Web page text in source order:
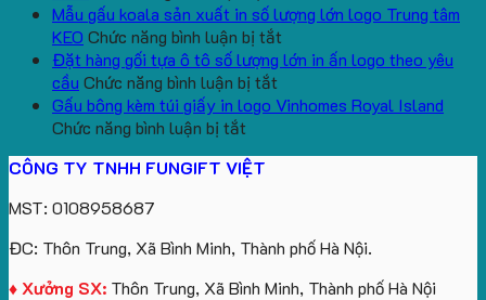
Làm
Quà
Tặng
số
lượng
lớn
logo
aginode
kê
thêu
yêu
Mini
Logo
Học
Gối
U
Logo
Công
Ty
Lữ
Mẫu gấu koala sản xuất in số lượng lớn logo Trung tâm
KEO Chức năng bình luận bị tắt
Mẫu
koala
lớn
logo
Trung
Đặt hàng gối tựa ô tô số lượng lớn in ấn logo theo yêu
cầu Chức năng bình luận bị tắt
Đặt
số
lượng
lớn
Gấu bông kèm túi giấy in logo Vinhomes Royal Island
Chức năng bình luận bị tắt
bông
giấy
in
logo
CÔNG TY TNHH FUNGIFT VIỆT
MST: 0108958687
ĐC: Thôn Trung, Xã Bình Minh, Thành phố Hà Nội.
♦ Xưởng SX: Thôn Trung, Xã Bình Minh, Thành phố Hà Nội